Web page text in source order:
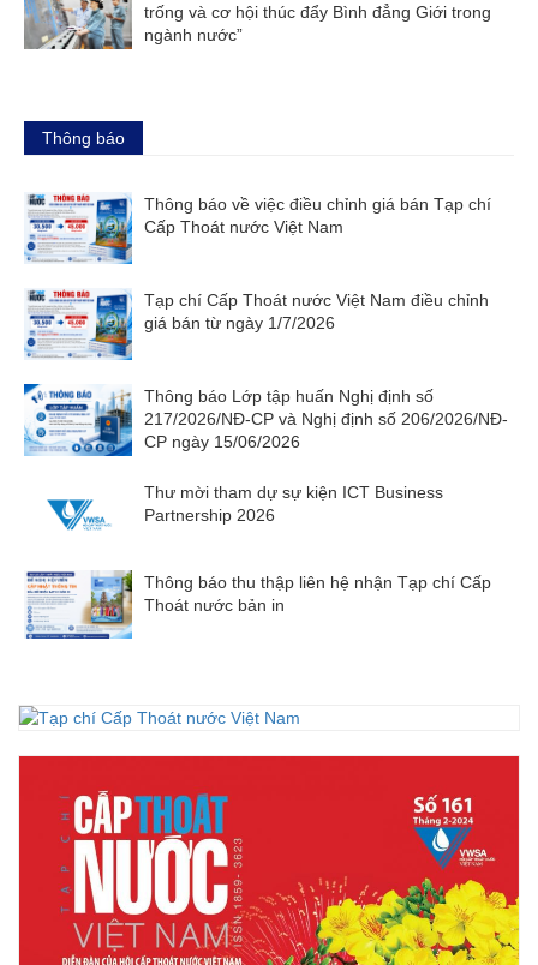
trống và cơ hội thúc đẩy Bình đẳng Giới trong
ngành nước”
Thông báo
Thông báo về việc điều chỉnh giá bán Tạp chí
Cấp Thoát nước Việt Nam
Tạp chí Cấp Thoát nước Việt Nam điều chỉnh
giá bán từ ngày 1/7/2026
Thông báo Lớp tập huấn Nghị định số
217/2026/NĐ-CP và Nghị định số 206/2026/NĐ-
CP ngày 15/06/2026
Thư mời tham dự sự kiện ICT Business
Partnership 2026
Thông báo thu thập liên hệ nhận Tạp chí Cấp
Thoát nước bản in